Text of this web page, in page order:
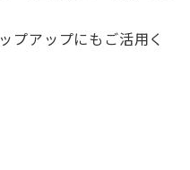
プアップにもご活用く